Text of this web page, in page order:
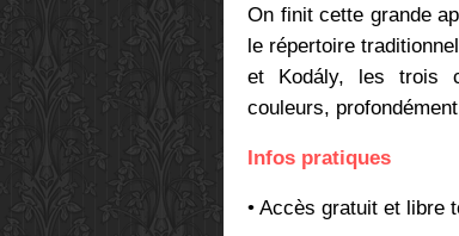
On finit cette grande
le répertoire
et Kodály, les trois
couleurs,
Infos pratiques
• Accès gratuit et libre